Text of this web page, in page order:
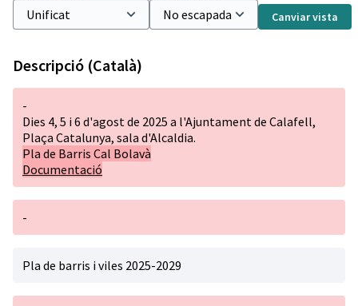
Canviar vista
Descripció (Català)
-
Dies 4, 5 i 6 d'agost de 2025 a l'Ajuntament de Calafell,
Plaça Catalunya, sala d'Alcaldia.
Pla de Barris Cal Bolavà
Documentació
-
Pla de barris i viles 2025-2029